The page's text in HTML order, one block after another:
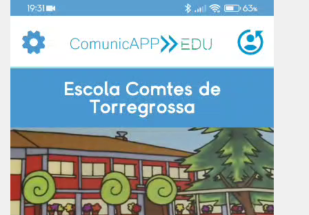
de
vídeo